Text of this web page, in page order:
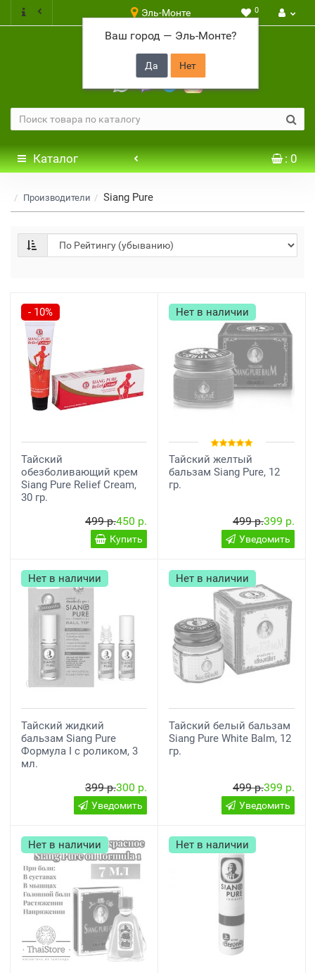
Эль-Монте
Ваш город — Эль-Монте?
0
+7 917 646 65 48
Каталог : 0
Производители Siang Pure
- 10%
Тайский
обезболивающий крем
Siang Pure Relief Cream,
30 гр.
499 р.450 р.
Купить
Нет в наличии
Тайский желтый
бальзам Siang Pure, 12
гр.
499 р.399 р.
Уведомить
Нет в наличии
Тайский жидкий
бальзам Siang Pure
Формула I с роликом, 3
мл.
399 р.300 р.
Уведомить
Нет в наличии
Тайский белый бальзам
Siang Pure White Balm, 12
гр.
499 р.399 р.
Уведомить
Нет в наличии Нет в наличии